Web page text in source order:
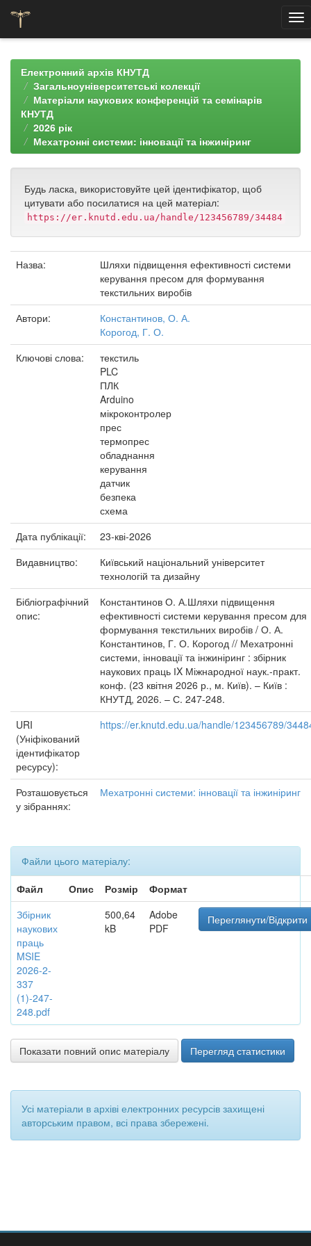
navigationЕлектронний архів КНУТД
Загальноуніверситетські колекції
Матеріали наукових конференцій та семінарів
КНУТД
2026 рік
Мехатронні системи: інновації та інжиніринг
Будь ласка, використовуйте цей ідентифікатор, щоб
цитувати або посилатися на цей матеріал:
https://er.knutd.edu.ua/handle/123456789/34484
Назва:
Шляхи підвищення ефективності системи
керування пресом для формування
текстильних виробів
Автори:
Константинов, О. А.
Корогод, Г. О.
Ключові слова:
текстиль
PLC
ПЛК
Arduino
мікроконтролер
прес
термопрес
обладнання
керування
датчик
безпека
схема
Дата публікації:
23-кві-2026
Видавництво:
Київський національний університет
технологій та дизайну
Бібліографічний
опис:
Константинов О. А.Шляхи підвищення
ефективності системи керування пресом для
формування текстильних виробів / О. А.
Константинов, Г. О. Корогод // Мехатронні
системи, інновації та інжиніринг : збірник
наукових праць ІX Міжнародної наук.-практ.
конф. (23 квітня 2026 р., м. Київ). – Київ :
КНУТД, 2026. – С. 247-248.
URI
(Уніфікований
ідентифікатор
ресурсу):
https://er.knutd.edu.ua/handle/123456789/
Розташовується
у зібраннях:
Мехатронні системи: інновації та інжиніринг
Файли цього матеріалу:
Файл
Опис Розмір
Формат
Збірник
наукових
праць
MSIE
2026-2-
337
(1)-247-
248.pdf
500,64
kB
Adobe
PDF
Переглянути/Відкрити
Показати повний опис матеріалу Перегляд статистики
Усі матеріали в архіві електронних ресурсів захищені
авторським правом, всі права збережені.